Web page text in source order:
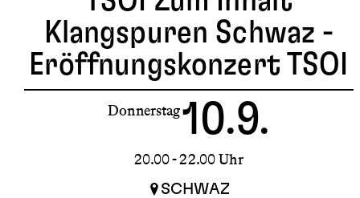
Klangspuren Schwaz -
Eröffnungskonzert TSOI
Donnerstag10.9.
20.00 - 22.00 Uhr
SCHWAZ